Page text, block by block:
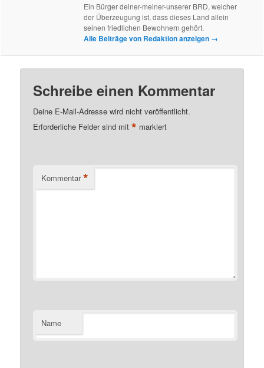
Ein Bürger deiner-meiner-unserer BRD, welcher
der Überzeugung ist, dass dieses Land allein
seinen friedlichen Bewohnern gehört.
Alle Beiträge von Redaktion anzeigen →
Schreibe einen Kommentar
Deine E-Mail-Adresse wird nicht veröffentlicht.
Erforderliche Felder sind mit* markiert
Kommentar *
Name